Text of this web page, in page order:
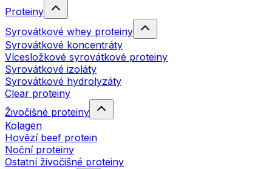
Proteiny
Syrovátkové whey proteiny
Syrovátkové koncentráty
Vícesložkové syrovátkové proteiny
Syrovátkové izoláty
Syrovátkové hydrolyzáty
Clear proteiny
Živočišné proteiny
Kolagen
Hovězí beef protein
Noční proteiny
Ostatní živočišné proteiny